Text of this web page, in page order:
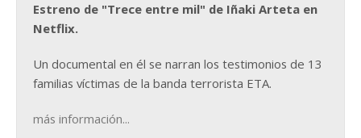
Estreno de "Trece entre mil" de Iñaki Arteta en
Netflix.
Un documental en él se narran los testimonios de 13
familias víctimas de la banda terrorista ETA.
más información...